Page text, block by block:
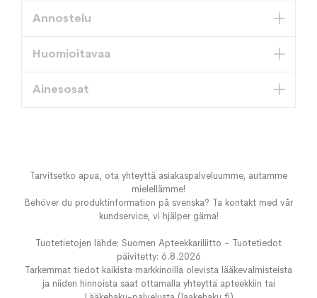
Annostelu
Huomioitavaa
Ainesosat
Tarvitsetko apua, ota yhteyttä asiakaspalveluumme, autamme
mielellämme!
Behöver du produktinformation på svenska? Ta kontakt med vår
kundservice, vi hjälper gärna!
Tuotetietojen lähde: Suomen Apteekkariliitto - Tuotetiedot
päivitetty: 6.8.2026
Tarkemmat tiedot kaikista markkinoilla olevista lääkevalmisteista
ja niiden hinnoista saat ottamalla yhteyttä apteekkiin tai